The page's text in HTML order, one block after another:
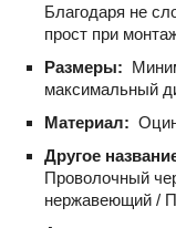
Благодаря не
прост при
Размеры:
максимальный
Материал:
Другое
Проволочный
нержавеющий /